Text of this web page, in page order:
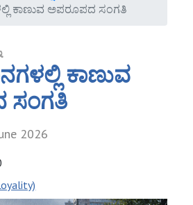
ಕಾಣುವ ಅಪರೂಪದ ಸಂಗತಿ
ಕಾಣುವ
ಸಂಗತಿ
2026